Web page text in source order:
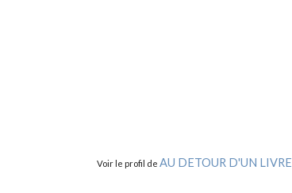
Voir le profil de AU DETOUR D'UN LIVRE